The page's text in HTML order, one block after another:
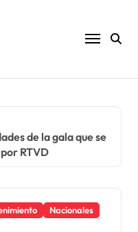
de la gala que se
RTVD
Nacionales